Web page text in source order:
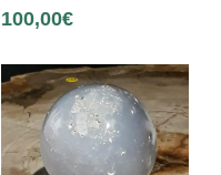
100,00€